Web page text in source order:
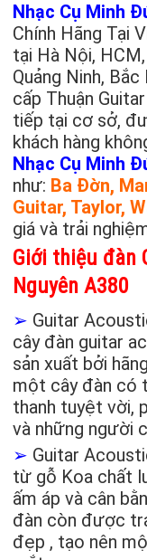
Nhạc Cụ Minh
Chính Hãng Tại
tại Hà Nội,
Quảng Ninh, Bắc
cấp Thuận
tiếp tại cơ sở,
khách hàng
Nhạc Cụ Minh
như: Ba Đờn,
Guitar, Taylor,
giá và trải
Giới thiệu đàn
Nguyên A380
➢ Guitar
cây đàn guitar
sản xuất bởi
một cây đàn có
thanh tuyệt vời,
và những người
➢ Guitar
từ gỗ Koa chất
ấm áp và cân
đàn còn được
đẹp , tạo nên